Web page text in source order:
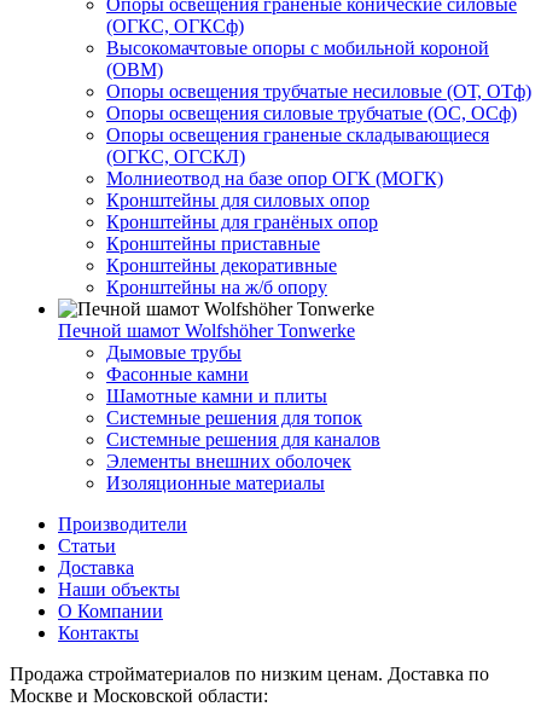
(ОГКС, ОГКСф)
Высокомачтовые опоры с мобильной короной
(ОВМ)
Опоры освещения трубчатые несиловые (ОТ, ОТф)
Опоры освещения силовые трубчатые (ОС, ОСф)
Опоры освещения граненые складывающиеся
(ОГКС, ОГСКЛ)
Молниеотвод на базе опор ОГК (МОГК)
Кронштейны для силовых опор
Кронштейны для гранёных опор
Кронштейны приставные
Кронштейны декоративные
Кронштейны на ж/б опору
Печной шамот Wolfshöher Tonwerke
Дымовые трубы
Фасонные камни
Шамотные камни и плиты
Системные решения для топок
Системные решения для каналов
Элементы внешних оболочек
Изоляционные материалы
Производители
Статьи
Доставка
Наши объекты
О Компании
Контакты
Продажа стройматериалов по низким ценам. Доставка по
Москве и Московской области: